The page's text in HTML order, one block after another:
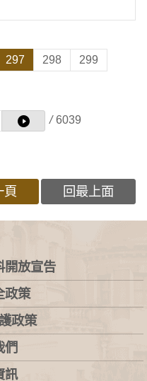
297 298
299
/ 6039
頁 回最上面
開放宣告
政策
政策
們
訊